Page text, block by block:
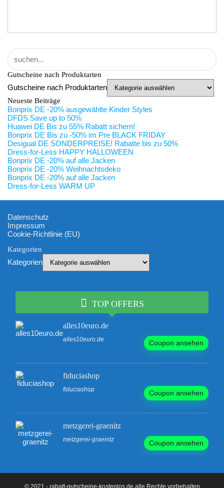
Gutscheine nach Produktarten
Gutscheine nach Produktarten
Neueste Beiträge
Bonprix DE -20% ausgewählte Kinder Styles
DFDS Save up to 50%
Huawei DE Bis zu 55% Rabatt sichern!
Bonprix DE Bis zu -50% im Pre BLACK FRIDAY
Desigual DE SONDERPREISE! Rabatte bis zu 50%
Dress-for-Less HAPPY HALLOWEEN
Bonprix DE -20% auf alle Jacken
Bonprix DE -20% Weihnachtsdeko
Bonprix DE -20% auf alle Jacken
Dress-for-Less WARM UP
Datenschutz
Impressum
Cookie-Richtlinie (EU)
Kategorien
Kategorien
TOP OFFERS
alles10euro.de
alles10euro.de Coupon ansehen
fiduciashop
fiduciashop Coupon ansehen
metzgerei-graenitz
metzgerei-graenitz Coupon ansehen
© 2021 - rabatt-gutscheine-kostenlos.de alle Rechte vorbehalten